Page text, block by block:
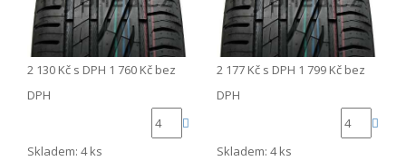
2 130 Kč s DPH 1 760 Kč bez
DPH
Skladem: 4 ks
2 177 Kč s DPH 1 799 Kč bez
DPH
Skladem: 4 ks